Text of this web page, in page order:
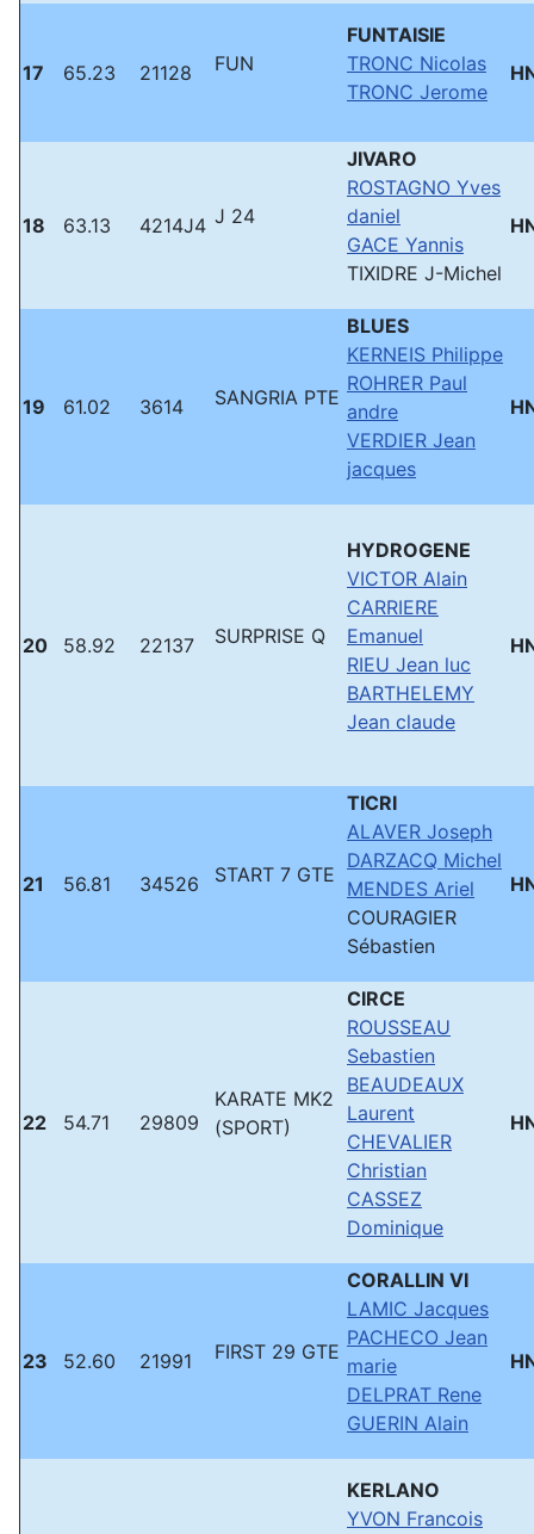
17 65.23 21128 FUN
FUNTAISIE
TRONC Nicolas
TRONC Jerome
18 63.13 4214J4 J 24
JIVARO
ROSTAGNO Yves
daniel
GACE Yannis
TIXIDRE J-Michel
19 61.02 3614 SANGRIA PTE
BLUES
KERNEIS Philippe
ROHRER Paul
andre
VERDIER Jean
jacques
20 58.92 22137 SURPRISE Q
HYDROGENE
VICTOR Alain
CARRIERE
Emanuel
RIEU Jean luc
BARTHELEMY
Jean claude
21 56.81 34526 START 7 GTE
TICRI
ALAVER Joseph
DARZACQ Michel
MENDES Ariel
COURAGIER
Sébastien
22 54.71 29809
KARATE MK2
(SPORT)
CIRCE
ROUSSEAU
Sebastien
BEAUDEAUX
Laurent
CHEVALIER
Christian
CASSEZ
Dominique
23 52.60 21991 FIRST 29 GTE
CORALLIN VI
LAMIC Jacques
PACHECO Jean
marie
DELPRAT Rene
GUERIN Alain
KERLANO
YVON Francois